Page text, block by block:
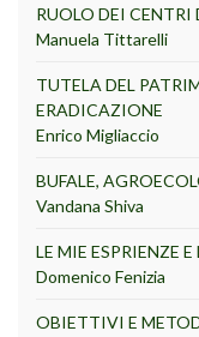
RUOLO DEI CENTRI
Manuela Tittarelli
TUTELA DEL
ERADICAZIONE
Enrico Migliaccio
BUFALE,
Vandana Shiva
LE MIE ESPRIENZE
Domenico Fenizia
OBIETTIVI E